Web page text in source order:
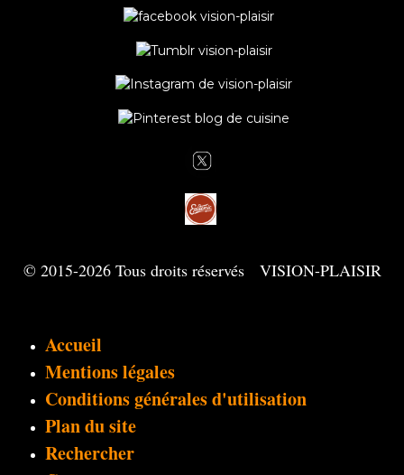
© 2015-2026 Tous droits réservés VISION-PLAISIR
Accueil
Mentions légales
Conditions générales d'utilisation
Plan du site
Rechercher